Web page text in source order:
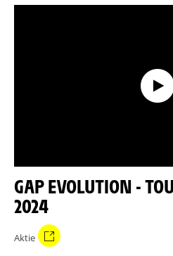
GAP EVOLUTION - TOUR DE FRANCE
2024
Aktie